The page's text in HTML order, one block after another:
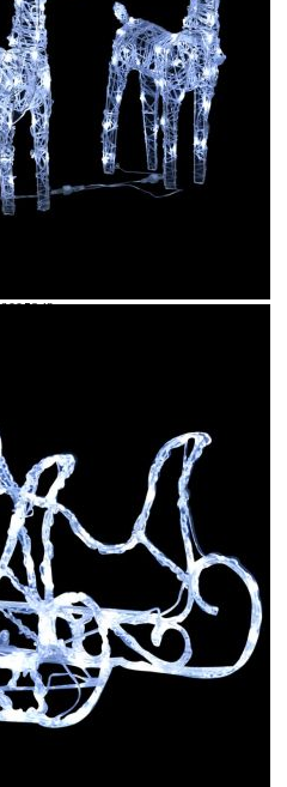
66 бр.
5 до 9 дни
при плащане по банков път
светлина
x 34 см (Д x Ш x В)
x 55 см (Д x Ш x В)
160 LED, 130 см, акрил
credit institutions
с информационна цел.